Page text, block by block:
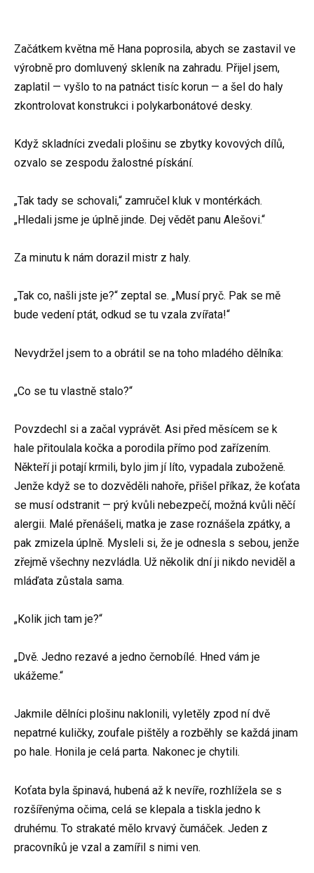
Začátkem května mě Hana poprosila, abych se zastavil ve
výrobně pro domluvený skleník na zahradu. Přijel jsem,
zaplatil — vyšlo to na patnáct tisíc korun — a šel do haly
zkontrolovat konstrukci i polykarbonátové desky.
Když skladníci zvedali plošinu se zbytky kovových dílů,
ozvalo se zespodu žalostné pískání.
„Tak tady se schovali,“ zamručel kluk v montérkách.
„Hledali jsme je úplně jinde. Dej vědět panu Alešovi.“
Za minutu k nám dorazil mistr z haly.
„Tak co, našli jste je?“ zeptal se. „Musí pryč. Pak se mě
bude vedení ptát, odkud se tu vzala zvířata!“
Nevydržel jsem to a obrátil se na toho mladého dělníka:
„Co se tu vlastně stalo?“
Povzdechl si a začal vyprávět. Asi před měsícem se k
hale přitoulala kočka a porodila přímo pod zařízením.
Někteří ji potají krmili, bylo jim jí líto, vypadala zuboženě.
Jenže když se to dozvěděli nahoře, přišel příkaz, že koťata
se musí odstranit — prý kvůli nebezpečí, možná kvůli něčí
alergii. Malé přenášeli, matka je zase roznášela zpátky, a
pak zmizela úplně. Mysleli si, že je odnesla s sebou, jenže
zřejmě všechny nezvládla. Už několik dní ji nikdo neviděl a
mláďata zůstala sama.
„Kolik jich tam je?“
„Dvě. Jedno rezavé a jedno černobílé. Hned vám je
ukážeme.“
Jakmile dělníci plošinu naklonili, vyletěly zpod ní dvě
nepatrné kuličky, zoufale pištěly a rozběhly se každá jinam
po hale. Honila je celá parta. Nakonec je chytili.
Koťata byla špinavá, hubená až k nevíře, rozhlížela se s
rozšířenýma očima, celá se klepala a tiskla jedno k
druhému. To strakaté mělo krvavý čumáček. Jeden z
pracovníků je vzal a zamířil s nimi ven.